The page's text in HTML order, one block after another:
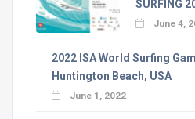
SURFING
June 4,
2022 ISA World Surfing
Huntington Beach, USA
June 1, 2022